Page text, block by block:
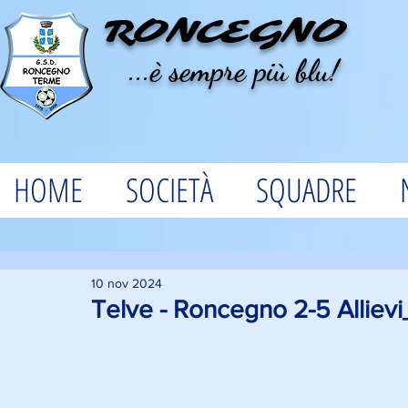
RONCEGNO
...è sempre più blu!
HOME SOCIETÀ SQUADRE
Telve - Roncegno 2-5
10 nov 2024